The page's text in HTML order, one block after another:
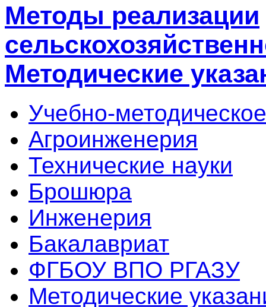
Методы реализации
Методические
Учебно-
Агроинженерия
Технические науки
Брошюра
Инженерия
Бакалавриат
ФГБОУ ВПО РГАЗУ
Методические